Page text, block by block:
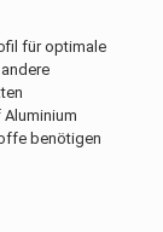
für optimale
benötigen